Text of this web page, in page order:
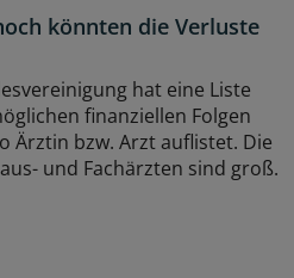
könnten die Verluste
hat eine Liste
finanziellen Folgen
Ärztin bzw. Arzt auflistet. Die
und Fachärzten sind groß.